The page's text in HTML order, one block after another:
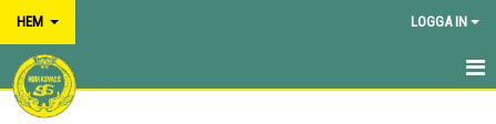
HEM LOGGA IN
HEM